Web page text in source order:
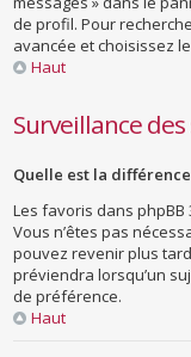
de profil. Pour
avancée et choisissez
Haut
Surveillance
Quelle est la
Les favoris dans
Vous n’êtes pas
pouvez revenir plus
préviendra lorsqu’un
de préférence.
Haut